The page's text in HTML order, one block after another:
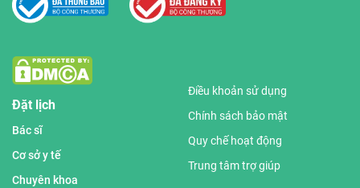
Đặt lịch
Bác sĩ
Cơ sở y tế
Chuyên khoa
Điều khoản sử dụng
Chính sách bảo mật
Quy chế hoạt động
Trung tâm trợ giúp